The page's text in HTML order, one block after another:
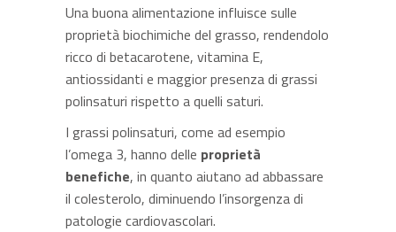
Una buona alimentazione influisce sulle
proprietà biochimiche del grasso, rendendolo
ricco di betacarotene, vitamina E,
antiossidanti e maggior presenza di grassi
polinsaturi rispetto a quelli saturi.
I grassi polinsaturi, come ad esempio
l’omega 3, hanno delle proprietà
benefiche, in quanto aiutano ad abbassare
il colesterolo, diminuendo l’insorgenza di
patologie cardiovascolari.